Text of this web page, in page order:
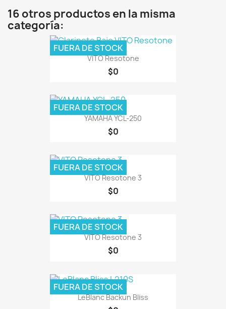
16 otros productos en la misma
categoría:
VITO Resotone
$0
FUERA DE STOCK
YAMAHA YCL-250
$0
FUERA DE STOCK
VITO Resotone 3
$0
FUERA DE STOCK
VITO Resotone 3
$0
FUERA DE STOCK
LeBlanc Backun Bliss
FUERA DE STOCK